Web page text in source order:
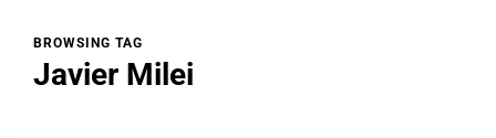
BROWSING TAG
Javier Milei